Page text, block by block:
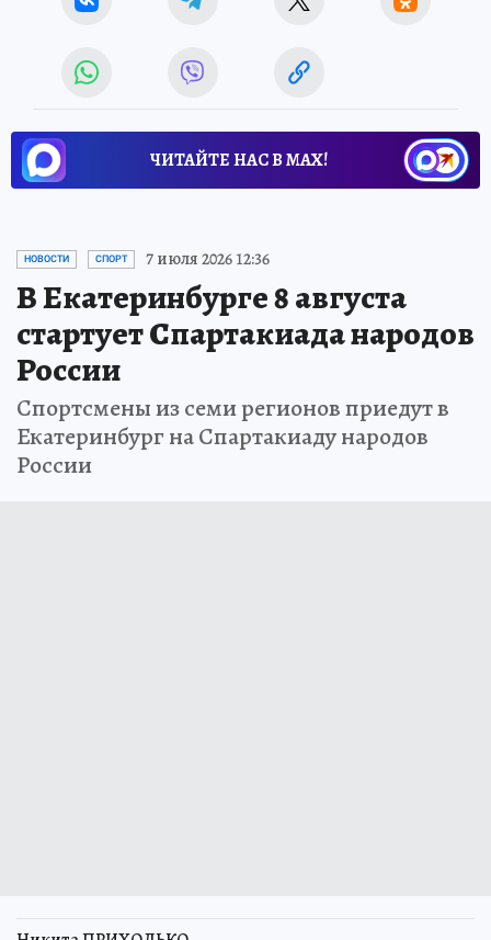
ЧИТАЙТЕ НАС В МАХ!
НОВОСТИ СПОРТ 7 июля 2026 12:36
В Екатеринбурге 8 августа
стартует Спартакиада народов
России
Спортсмены из семи регионов приедут в
Екатеринбург на Спартакиаду народов
России